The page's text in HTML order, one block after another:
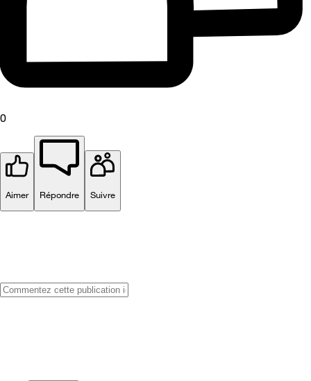
0
Aimer Répondre Suivre